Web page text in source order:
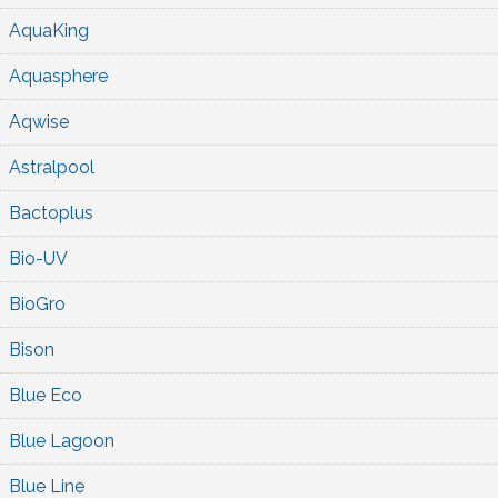
AquaKing
Aquasphere
Aqwise
Astralpool
Bactoplus
Bio-UV
BioGro
Bison
Blue Eco
Blue Lagoon
Blue Line